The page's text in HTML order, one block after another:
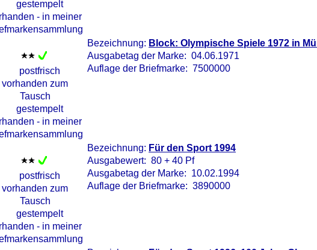
Bezeichnung: Block: Olympische Spiele 1972 in
Ausgabetag der Marke: 04.06.1971
Auflage der Briefmarke: 7500000
Bezeichnung: Für den Sport 1994
Ausgabewert: 80 + 40 Pf
Ausgabetag der Marke: 10.02.1994
Auflage der Briefmarke: 3890000